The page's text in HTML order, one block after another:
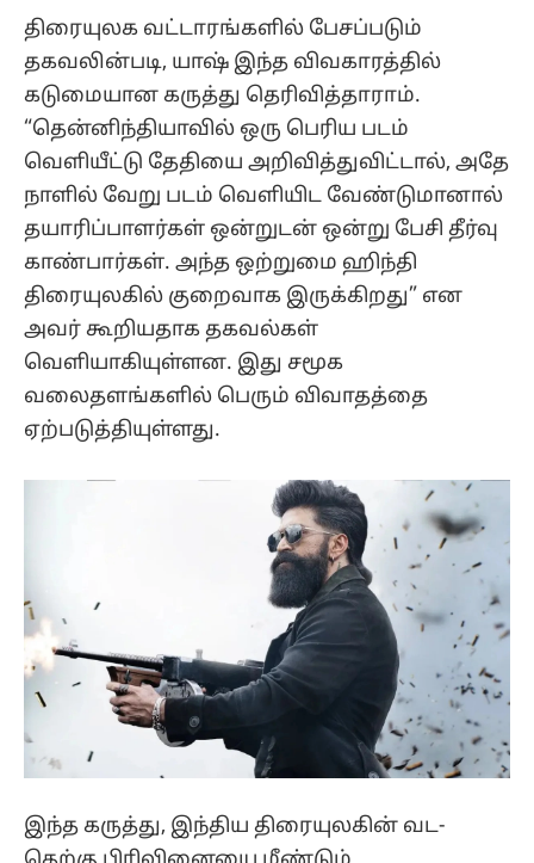
திரையுலக வட்டாரங்களில் பேசப்படும்
தகவலின்படி, யாஷ் இந்த விவகாரத்தில்
கடுமையான கருத்து தெரிவித்தாராம்.
“தென்னிந்தியாவில் ஒரு பெரிய படம்
வெளியீட்டு தேதியை அறிவித்துவிட்டால், அதே
நாளில் வேறு படம் வெளியிட வேண்டுமானால்
தயாரிப்பாளர்கள் ஒன்றுடன் ஒன்று பேசி தீர்வு
காண்பார்கள். அந்த ஒற்றுமை ஹிந்தி
திரையுலகில் குறைவாக இருக்கிறது” என
அவர் கூறியதாக தகவல்கள்
வெளியாகியுள்ளன. இது சமூக
வலைதளங்களில் பெரும் விவாதத்தை
ஏற்படுத்தியுள்ளது.
இந்த கருத்து, இந்திய திரையுலகின் வட-